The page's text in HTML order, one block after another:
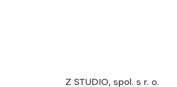
Z STUDIO, spol. s r. o.